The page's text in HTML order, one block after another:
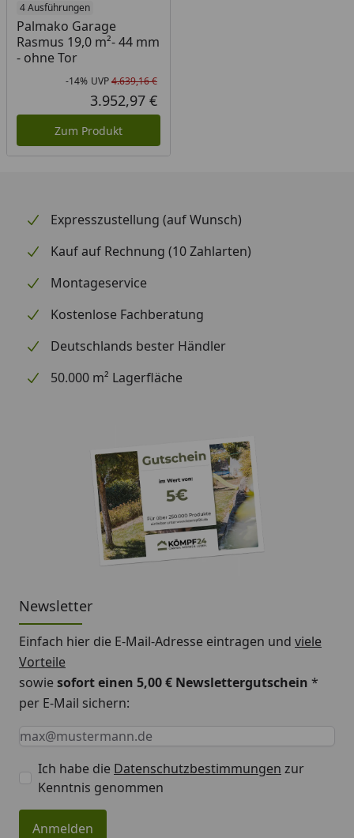
4 Ausführungen
Palmako Garage
Rasmus 19,0 m²- 44 mm
- ohne Tor
Rabatt in Prozent
-14%
Ursprünglicher Preis
UVP4.639,16 €
Aktueller Preis
3.952,97 €
Zum Produkt
Expresszustellung (auf Wunsch)
Kauf auf Rechnung (10 Zahlarten)
Montageservice
Kostenlose Fachberatung
Deutschlands bester Händler
50.000 m² Lagerfläche
Newsletter
Einfach hier die E-Mail-Adresse eintragen und viele
Vorteile
sowiesofort einen 5,00 € Newslettergutschein *
per E-Mail sichern:
Keine Eingabe erforderlich
Eingabe erforderlich
E-Mail *
Ich habe die Datenschutzbestimmungen zur
Kenntnis genommen
Anmelden